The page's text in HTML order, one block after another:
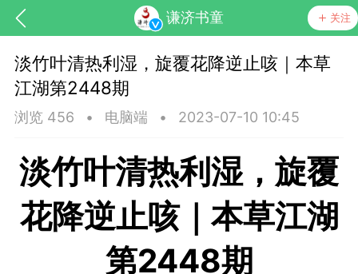
谦济书童 关注
问答
淡竹叶清热利湿，旋覆花降逆止咳｜本草
江湖第2448期
浏览 456 • 电脑端 • 2023-07-10 10:45
淡竹叶清热利湿，旋覆
花降逆止咳｜本草江湖
第2448期